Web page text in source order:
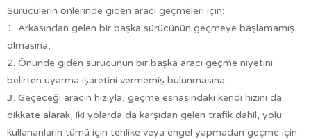
Sürücülerin önlerinde giden aracı geçmeleri için:
1. Arkasından gelen bir başka sürücünün geçmeye başlamamış
olmasına,
2. Önünde giden sürücünün bir başka aracı geçme niyetini
belirten uyarma işaretini vermemiş bulunmasına.
3. Geçeceği aracın hızıyla, geçme esnasındaki kendi hızını da
dikkate alarak, iki yolarda da karşıdan gelen trafik dahil, yolu
kullananların tümü için tehlike veya engel yapmadan geçme için